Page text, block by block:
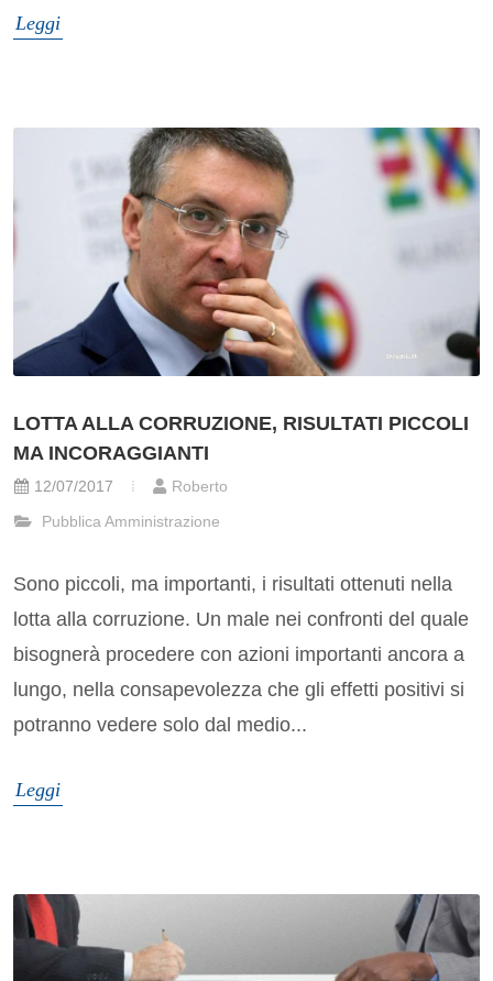
Leggi
LOTTA ALLA CORRUZIONE, RISULTATI PICCOLI
MA INCORAGGIANTI
12/07/2017
Roberto
Pubblica Amministrazione
Sono piccoli, ma importanti, i risultati ottenuti nella
lotta alla corruzione. Un male nei confronti del quale
bisognerà procedere con azioni importanti ancora a
lungo, nella consapevolezza che gli effetti positivi si
potranno vedere solo dal medio...
Leggi